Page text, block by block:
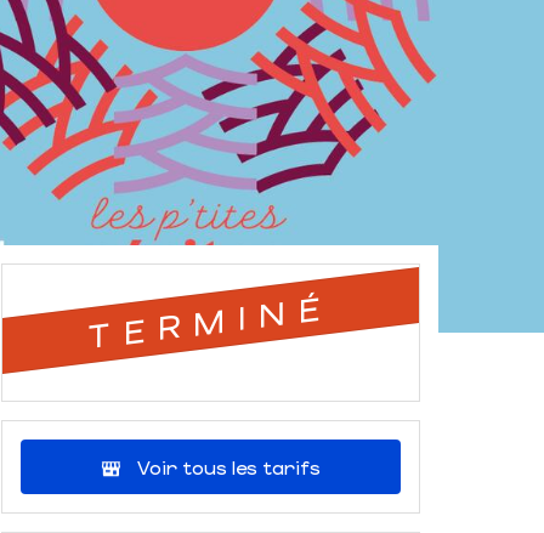
TERMINÉ
Voir tous les tarifs